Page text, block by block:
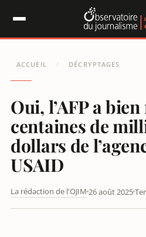
ACCUEIL / DÉCRYPTAGES
Oui, l’AFP a
centaines de
dollars de
USAID
La rédaction de l'OJIM 26 août 2025
Panneau de gestion des cookies